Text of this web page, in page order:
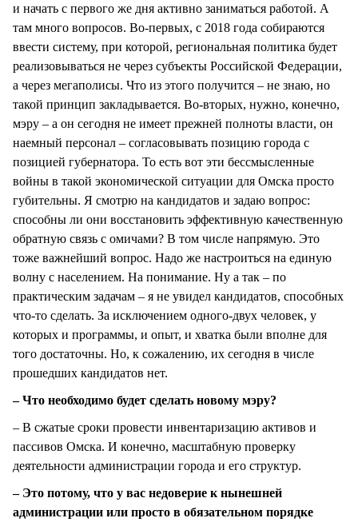
и начать с первого же дня активно заниматься работой. А
там много вопросов. Во-первых, с 2018 года собираются
ввести систему, при которой, региональная политика будет
реализовываться не через субъекты Российской Федерации,
а через мегаполисы. Что из этого получится – не знаю, но
такой принцип закладывается. Во-вторых, нужно, конечно,
мэру – а он сегодня не имеет прежней полноты власти, он
наемный персонал – согласовывать позицию города с
позицией губернатора. То есть вот эти бессмысленные
войны в такой экономической ситуации для Омска просто
губительны. Я смотрю на кандидатов и задаю вопрос:
способны ли они восстановить эффективную качественную
обратную связь с омичами? В том числе напрямую. Это
тоже важнейший вопрос. Надо же настроиться на единую
волну с населением. На понимание. Ну а так – по
практическим задачам – я не увидел кандидатов, способных
что-то сделать. За исключением одного-двух человек, у
которых и программы, и опыт, и хватка были вполне для
того достаточны. Но, к сожалению, их сегодня в числе
прошедших кандидатов нет.
– Что необходимо будет сделать новому мэру?
– В сжатые сроки провести инвентаризацию активов и
пассивов Омска. И конечно, масштабную проверку
деятельности администрации города и его структур.
– Это потому, что у вас недоверие к нынешней
администрации или просто в обязательном порядке